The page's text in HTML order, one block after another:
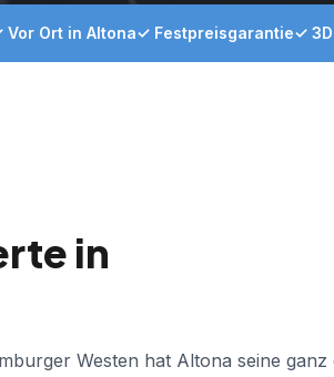
Vor Ort in Altona✓ Festpreisgarantie✓
in
Westen hat Altona seine ganz